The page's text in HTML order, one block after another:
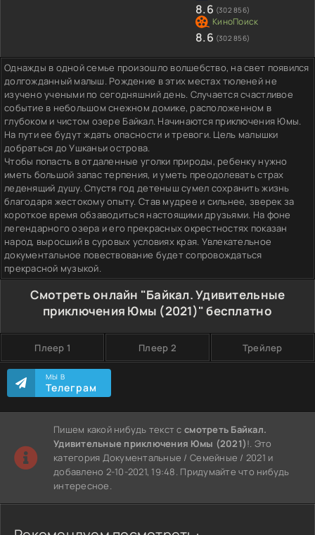
8.6 (302 856)
8.6 (302 856)
Однажды в одной семье произошло волшебство, на свет появился
долгожданный малыш. Рождение в этих местах тюленей не
изучено учеными по сегодняшний день. Случается счастливое
событие в небольшом снежном домике, расположенном в
глубоком и чистом озере Байкал. Начинаются приключения Юмы.
На пути ее будут ждать опасности и тревоги. Цель малышки
добраться до Ушканьи острова.
Чтобы попасть в отдаленные уголки природы, ребенку нужно
иметь большой запас терпения, и уметь преодолевать страх
леденящий душу. Спустя год детеныш сумел сохранить жизнь
благодаря жестокому опыту. Став мудрее и сильнее, зверек за
короткое время обзаводиться настоящими друзьями. На фоне
легендарного озера и его прекрасных окрестностях показан
народ, выросший в суровых условиях края. Увлекательное
документальное повествование будет сопровождаться
прекрасной музыкой.
Смотреть онлайн "Байкал. Удивительные
приключения Юмы (2021)" бесплатно
Плеер 1 Плеер 2 Трейлер
МЫ В
Телеграм
Пишем какой нибудь текст ссмотреть Байкал.
Удивительные приключения Юмы (2021)!. Это
категория Документальные / Семейные / 2021 и
добавлено 2-10-2021, 19:48. Придумайте что нибудь
интересное.